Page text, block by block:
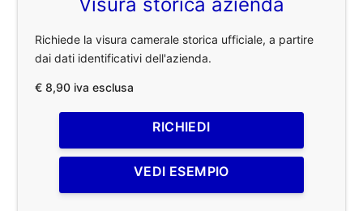
Visura storica azienda
Richiede la visura camerale storica ufficiale, a partire
dai dati identificativi dell'azienda.
€ 8,90 iva esclusa
RICHIEDI
VEDI ESEMPIO